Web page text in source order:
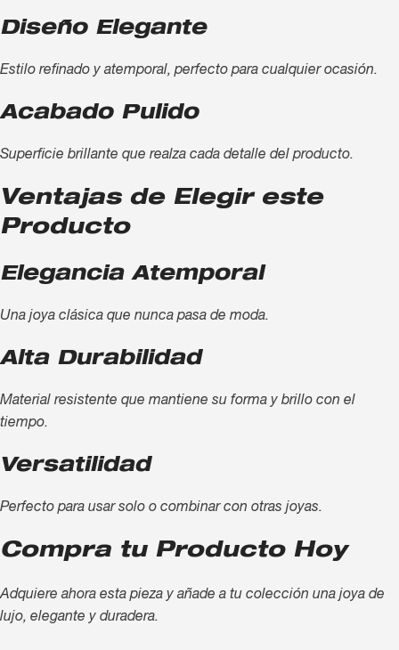
Diseño Elegante
Estilo refinado y atemporal, perfecto para cualquier ocasión.
Acabado Pulido
Superficie brillante que realza cada detalle del producto.
Ventajas de Elegir este
Producto
Elegancia Atemporal
Una joya clásica que nunca pasa de moda.
Alta Durabilidad
Material resistente que mantiene su forma y brillo con el
tiempo.
Versatilidad
Perfecto para usar solo o combinar con otras joyas.
Compra tu Producto Hoy
Adquiere ahora esta pieza y añade a tu colección una joya de
lujo, elegante y duradera.